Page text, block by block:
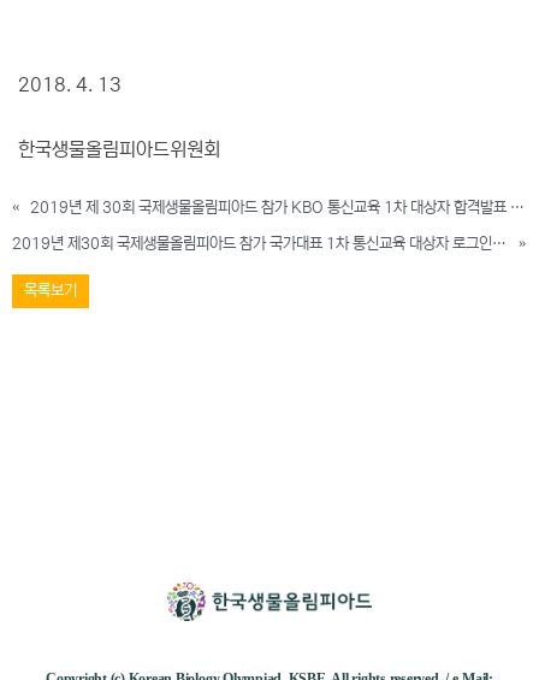
2018. 4. 13
한국생물올림피아드위원회
«
2019년 제 30회 국제생물올림피아드 참가 KBO 통신교육 1차 대상자 합격발표 예정일 공지
2019년 제30회 국제생물올림피아드 참가 국가대표 1차 통신교육 대상자 로그인 안내
»
목록보기